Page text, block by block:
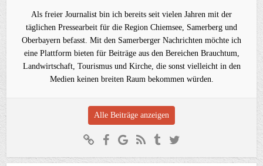
Als freier Journalist bin ich bereits seit vielen Jahren mit der
täglichen Pressearbeit für die Region Chiemsee, Samerberg und
Oberbayern befasst. Mit den Samerberger Nachrichten möchte ich
eine Plattform bieten für Beiträge aus den Bereichen Brauchtum,
Landwirtschaft, Tourismus und Kirche, die sonst vielleicht in den
Medien keinen breiten Raum bekommen würden.
Alle Beiträge anzeigen